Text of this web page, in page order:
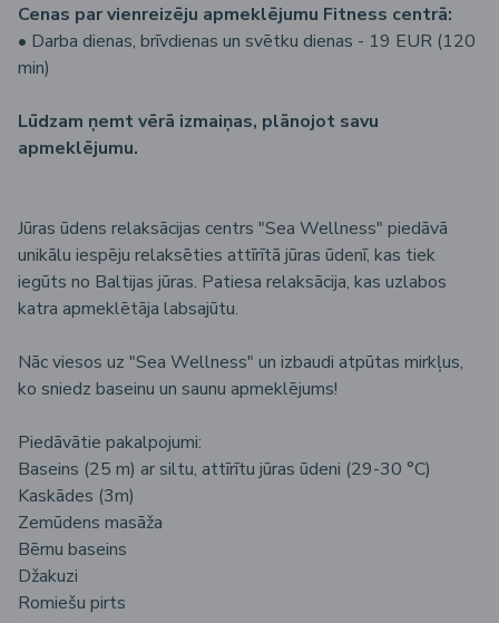
Cenas par vienreizēju apmeklējumu Fitness centrā:
•⁠ ⁠Darba dienas, brīvdienas un svētku dienas - 19 EUR (120
min)
Lūdzam ņemt vērā izmaiņas, plānojot savu
apmeklējumu.
Jūras ūdens relaksācijas centrs "Sea Wellness" piedāvā
unikālu iespēju relaksēties attīrītā jūras ūdenī, kas tiek
iegūts no Baltijas jūras. Patiesa relaksācija, kas uzlabos
katra apmeklētāja labsajūtu.
Nāc viesos uz "Sea Wellness" un izbaudi atpūtas mirkļus,
ko sniedz baseinu un saunu apmeklējums!
Piedāvātie pakalpojumi:
Baseins (25 m) ar siltu, attīrītu jūras ūdeni (29-30 °C)
Kaskādes (3m)
Zemūdens masāža
Bērnu baseins
Džakuzi
Romiešu pirts